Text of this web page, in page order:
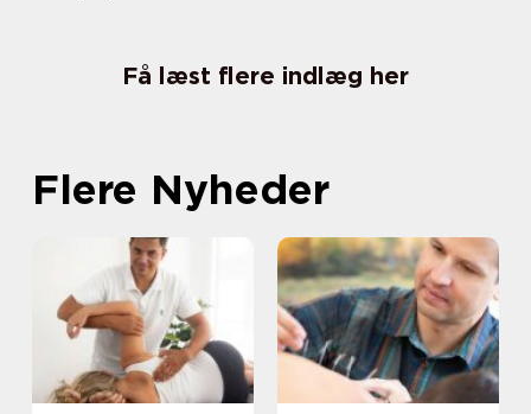
Få læst flere indlæg her
Flere Nyheder